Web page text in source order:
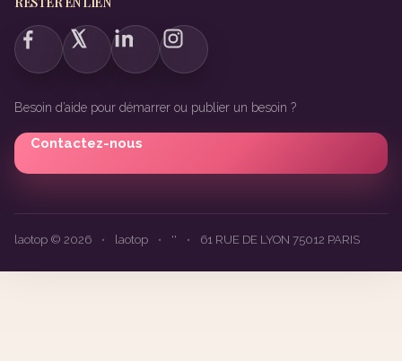
Besoin d’aide pour démarrer ou publier un besoin ?
Contactez-nous
laotop © 2026 • laotop • '' • 61 RUE DE LYON 75012 PARIS